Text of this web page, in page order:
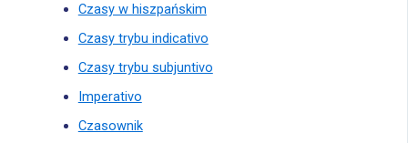
Czasy w hiszpańskim
Czasy trybu indicativo
Czasy trybu subjuntivo
Imperativo
Czasownik